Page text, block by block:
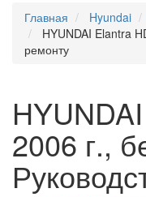
Главная Hyundai
HYUNDAI Elantra
ремонту
2006 г.,